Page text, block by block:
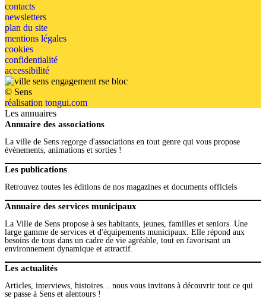
contacts
newsletters
plan du site
mentions légales
cookies
confidentialité
accessibilité
© Sens
réalisation tongui.com
Les annuaires
Annuaire des associations
La ville de Sens regorge d'associations en tout genre qui vous propose
évènements, animations et sorties !
Les publications
Retrouvez toutes les éditions de nos magazines et documents officiels
Annuaire des services municipaux
La Ville de Sens propose à ses habitants, jeunes, familles et seniors. Une
large gamme de services et d'équipements municipaux. Elle répond aux
besoins de tous dans un cadre de vie agréable, tout en favorisant un
environnement dynamique et attractif.
Les actualités
Articles, interviews, histoires... nous vous invitons à découvrir tout ce qui
se passe à Sens et alentours !